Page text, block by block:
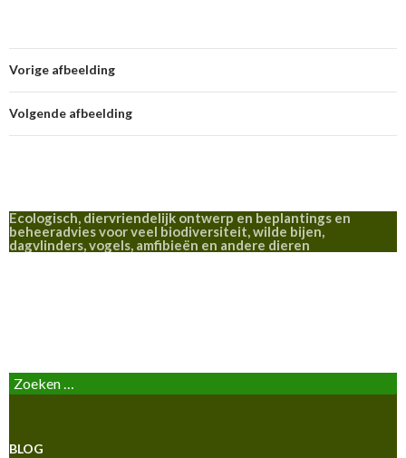
Vorige afbeelding
Volgende afbeelding
Ecologisch, diervriendelijk ontwerp en beplantings en
beheeradvies voor veel biodiversiteit, wilde bijen,
dagvlinders, vogels, amfibieën en andere dieren
Zoeken
naar:
BLOG